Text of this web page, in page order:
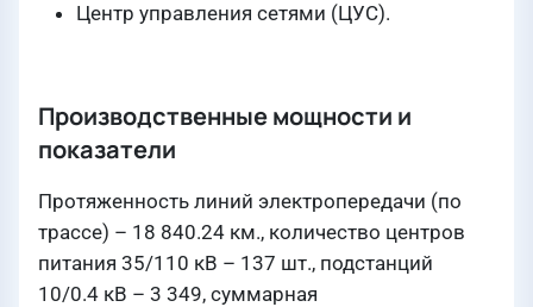
Центр управления сетями (ЦУС).
Производственные мощности и
показатели
Протяженность линий электропередачи (по
трассе) – 18 840.24 км., количество центров
питания 35/110 кВ – 137 шт., подстанций
10/0.4 кВ – 3 349, суммарная